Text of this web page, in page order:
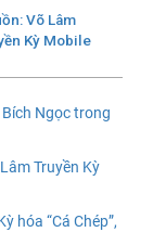
Võ Lâm
Kỳ Mobile
Ngọc trong
Truyền Kỳ
hóa “Cá Chép”,